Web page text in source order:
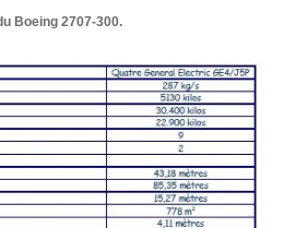
Boeing 2707-300.